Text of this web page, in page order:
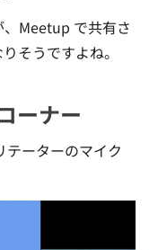
Meetup で共有さ
そうですよね。
ーナー
テーターのマイク